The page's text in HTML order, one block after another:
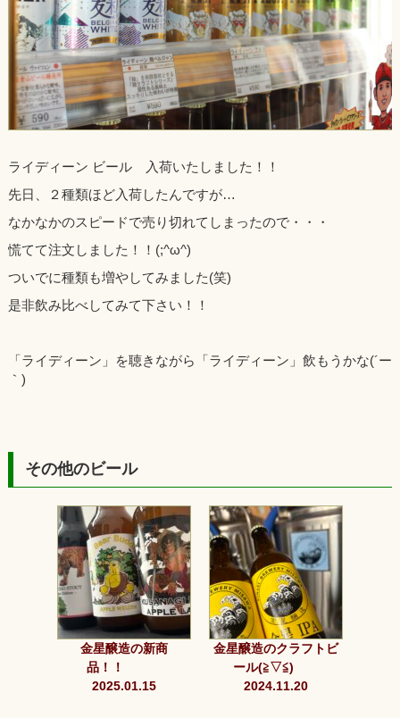
（NAKAI)”
ライディーン ビール 入荷いたしました！！
先日、２種類ほど入荷したんですが…
なかなかのスピードで売り切れてしまったので・・・
慌てて注文しました！！(;^ω^)
ついでに種類も増やしてみました(笑)
是非飲み比べしてみて下さい！！
「ライディーン」を聴きながら「ライディーン」飲もうかな(´ー
｀)
その他のビール
金星醸造の新商
品！！
2025.01.15
金星醸造のクラフトビ
ール(≧▽≦)
2024.11.20